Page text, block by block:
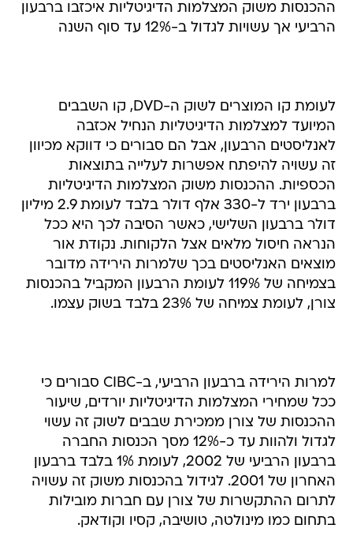
ההכנסות משוק המצלמות הדיגיטליות איכזבו ברבעון
הרביעי אך עשויות לגדול ב-12% עד סוף השנה
לעומת קו המוצרים לשוק ה-DVD, קו השבבים
המיועד למצלמות הדיגיטליות הנחיל אכזבה
לאנליסטים הרבעון, אבל הם סבורים כי דווקא מכיוון
זה עשויה להיפתח אפשרות לעלייה בתוצאות
הכספיות. ההכנסות משוק המצלמות הדיגיטליות
ברבעון ירד ל-330 אלף דולר בלבד לעומת 2.9 מיליון
דולר ברבעון השלישי, כאשר הסיבה לכך היא ככל
הנראה חיסול מלאים אצל הלקוחות. נקודת אור
מוצאים האנליסטים בכך שלמרות הירידה מדובר
בצמיחה של 119% לעומת הרבעון המקביל בהכנסות
צורן, לעומת צמיחה של 23% בלבד בשוק עצמו.
למרות הירידה ברבעון הרביעי, ב-CIBC סבורים כי
ככל שמחירי המצלמות הדיגיטליות יורדים, שיעור
ההכנסות של צורן ממכירת שבבים לשוק זה עשוי
לגדול ולהוות עד כ-12% מסך הכנסות החברה
ברבעון הרביעי של 2002, לעומת 1% בלבד ברבעון
האחרון של 2001. לגידול בהכנסות משוק זה עשויה
לתרום ההתקשרות של צורן עם חברות מובילות
בתחום כמו מינולטה, טושיבה, קסיו וקודאק.